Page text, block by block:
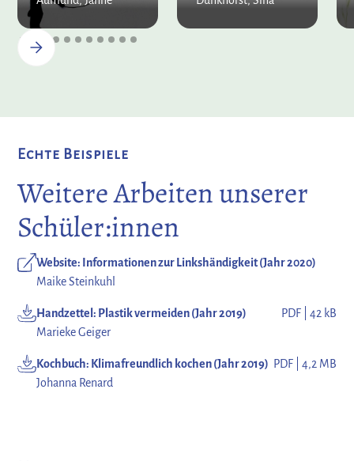
Echte Beispiele
Weitere Arbeiten unserer
Schüler:innen
Website: Informationen zur Linkshändigkeit (Jahr 2020)
Maike Steinkuhl
Handzettel: Plastik vermeiden (Jahr 2019)
Marieke Geiger
PDF | 42 kB
Kochbuch: Klimafreundlich kochen (Jahr 2019)
Johanna Renard
PDF | 4,2 MB